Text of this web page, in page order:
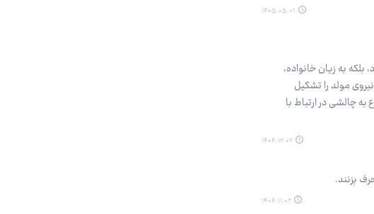
۱۴۰۵.۰۵.۰۱
به زیان خانواده،
مولد را تشکیل
چالشی در ارتباط با
۱۴۰۴.۱۲.۰۲
بزنند.
۱۴۰۴.۱۱.۰۲